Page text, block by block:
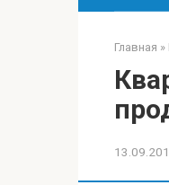
Главная »